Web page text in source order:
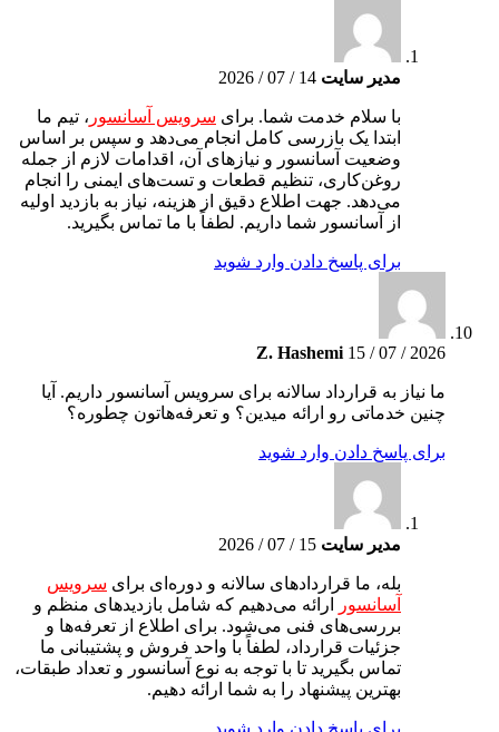
مدیر سایت 14 / 07 / 2026
با سلام خدمت شما. برای سرویس آسانسور ، تیم ما
ابتدا یک بازرسی کامل انجام می‌دهد و سپس بر اساس
وضعیت آسانسور و نیازهای آن، اقدامات لازم از جمله
روغن‌کاری، تنظیم قطعات و تست‌های ایمنی را انجام
می‌دهد. جهت اطلاع دقیق از هزینه، نیاز به بازدید اولیه
از آسانسور شما داریم. لطفاً با ما تماس بگیرید.
برای پاسخ دادن وارد شوید
Z. Hashemi 15 / 07 / 2026
ما نیاز به قرارداد سالانه برای سرویس آسانسور داریم. آیا
چنین خدماتی رو ارائه میدین؟ و تعرفه‌هاتون چطوره؟
برای پاسخ دادن وارد شوید
مدیر سایت 15 / 07 / 2026
بله، ما قراردادهای سالانه و دوره‌ای برای سرویس
آسانسور
ارائه می‌دهیم که شامل بازدیدهای منظم و
بررسی‌های فنی می‌شود. برای اطلاع از تعرفه‌ها و
جزئیات قرارداد، لطفاً با واحد فروش و پشتیبانی ما
تماس بگیرید تا با توجه به نوع آسانسور و تعداد طبقات،
بهترین پیشنهاد را به شما ارائه دهیم.
برای پاسخ دادن وارد شوید